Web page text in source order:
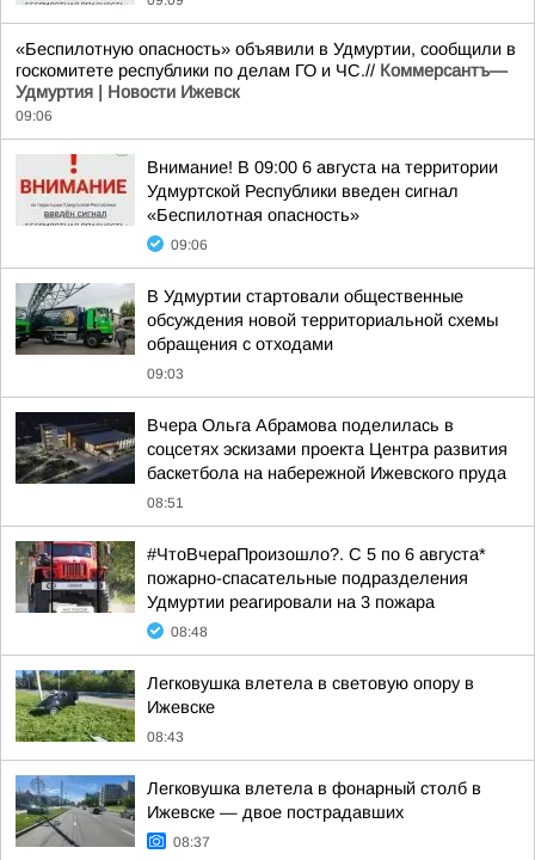
«Беспилотную опасность» объявили в Удмуртии, сообщили в
госкомитете республики по делам ГО и ЧС.// Коммерсантъ—
Удмуртия | Новости Ижевск
09:06
Внимание! В 09:00 6 августа на территории
Удмуртской Республики введен сигнал
«Беспилотная опасность»
09:06
В Удмуртии стартовали общественные
обсуждения новой территориальной схемы
обращения с отходами
09:03
Вчера Ольга Абрамова поделилась в
соцсетях эскизами проекта Центра развития
баскетбола на набережной Ижевского пруда
08:51
#ЧтоВчераПроизошло?. С 5 по 6 августа*
пожарно-спасательные подразделения
Удмуртии реагировали на 3 пожара
08:48
Легковушка влетела в световую опору в
Ижевске
08:43
Легковушка влетела в фонарный столб в
Ижевске — двое пострадавших
08:37